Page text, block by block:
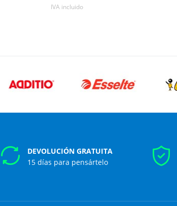
IVA incluido
DEVOLUCIÓN GRATUITA
15 días para pensártelo